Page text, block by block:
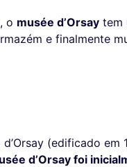
o musée d’Orsay tem
e finalmente
(edificado em
d’Orsay foi